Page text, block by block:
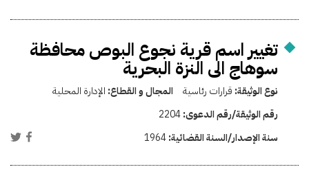
تغيير اسم قرية نجوع البوص محافظة
سوهاج الى النزة البحرية
نوع الوثيقة: قرارات رئاسية المجال و القطاع: الإدارة المحلية
رقم الوثيقة/رقم الدعوى:2204
سنة الإصدار/السنة القضائية:1964